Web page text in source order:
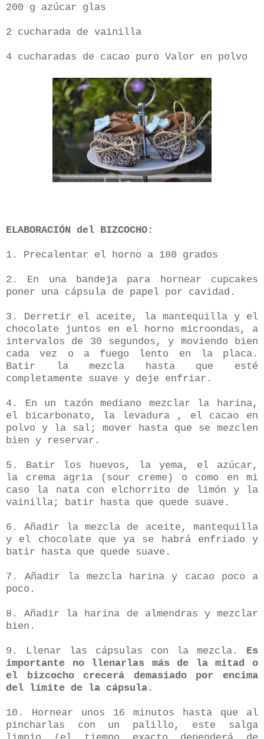
200 g azúcar glas
2 cucharada de vainilla
4 cucharadas de cacao puro Valor en polvo
ELABORACIÓN del BIZCOCHO:
1. Precalentar el horno a 180 grados
2. En una bandeja para hornear cupcakes
poner una cápsula de papel por cavidad.
3. Derretir el aceite, la mantequilla y el
chocolate juntos en el horno microondas, a
intervalos de 30 segundos, y moviendo bien
cada vez o a fuego lento en la placa.
Batir la mezcla hasta que esté
completamente suave y deje enfriar.
4. En un tazón mediano mezclar la harina,
el bicarbonato, la levadura , el cacao en
polvo y la sal; mover hasta que se mezclen
bien y reservar.
5. Batir los huevos, la yema, el azúcar,
la crema agria (sour creme) o como en mi
caso la nata con elchorrito de limón y la
vainilla; batir hasta que quede suave.
6. Añadir la mezcla de aceite, mantequilla
y el chocolate que ya se habrá enfriado y
batir hasta que quede suave.
7. Añadir la mezcla harina y cacao poco a
poco.
8. Añadir la harina de almendras y mezclar
bien.
9. Llenar las cápsulas con la mezcla. Es
importante no llenarlas más de la mitad o
el bizcocho crecerá demasiado por encima
del límite de la cápsula.
10. Hornear unos 16 minutos hasta que al
pincharlas con un palillo, este salga